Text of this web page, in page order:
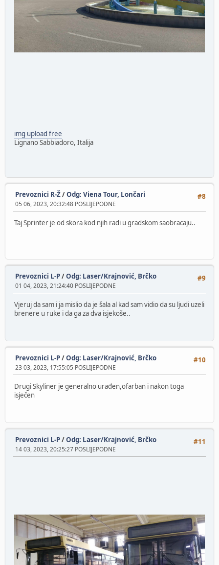
img upload free
Lignano Sabbiadoro, Italija
#8
Prevoznici R-Ž/Odg: Viena Tour, Lončari
05 06, 2023, 20:32:48 POSLIJEPODNE
Taj Sprinter je od skora kod njih radi u gradskom saobracaju..
#9
Prevoznici L-P/Odg: Laser/Krajnović, Brčko
01 04, 2023, 21:24:40 POSLIJEPODNE
Vjeruj da sam i ja mislio da je šala al kad sam vidio da su ljudi uzeli
brenere u ruke i da ga za dva isjekoše..
#10
Prevoznici L-P/Odg: Laser/Krajnović, Brčko
23 03, 2023, 17:55:05 POSLIJEPODNE
Drugi Skyliner je generalno urađen,ofarban i nakon toga
isječen
#11
Prevoznici L-P/Odg: Laser/Krajnović, Brčko
14 03, 2023, 20:25:27 POSLIJEPODNE